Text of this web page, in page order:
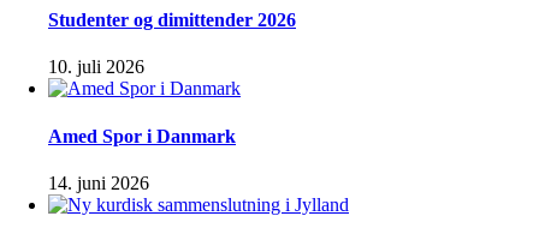
Studenter og dimittender 2026
10. juli 2026
Amed Spor i Danmark
14. juni 2026